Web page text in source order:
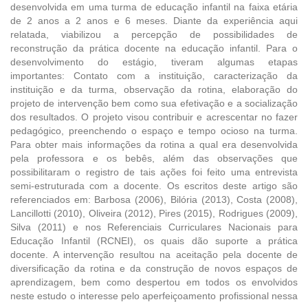
desenvolvida em uma turma de educação infantil na faixa etária
de 2 anos a 2 anos e 6 meses. Diante da experiência aqui
relatada, viabilizou a percepção de possibilidades de
reconstrução da prática docente na educação infantil. Para o
desenvolvimento do estágio, tiveram algumas etapas
importantes: Contato com a instituição, caracterização da
instituição e da turma, observação da rotina, elaboração do
projeto de intervenção bem como sua efetivação e a socialização
dos resultados. O projeto visou contribuir e acrescentar no fazer
pedagógico, preenchendo o espaço e tempo ocioso na turma.
Para obter mais informações da rotina a qual era desenvolvida
pela professora e os bebês, além das observações que
possibilitaram o registro de tais ações foi feito uma entrevista
semi-estruturada com a docente. Os escritos deste artigo são
referenciados em: Barbosa (2006), Bilória (2013), Costa (2008),
Lancillotti (2010), Oliveira (2012), Pires (2015), Rodrigues (2009),
Silva (2011) e nos Referenciais Curriculares Nacionais para
Educação Infantil (RCNEI), os quais dão suporte a prática
docente. A intervenção resultou na aceitação pela docente de
diversificação da rotina e da construção de novos espaços de
aprendizagem, bem como despertou em todos os envolvidos
neste estudo o interesse pelo aperfeiçoamento profissional nessa